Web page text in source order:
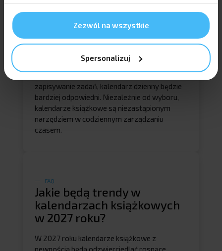
Zezwól na wszystkie
Spersonalizuj
Wybór odpowiedniego typu kalendarza
książkowego powinien być dostosowany do
stylu życia i preferencji. Jeśli często zmieniasz
plany i potrzebujesz elastyczności, kalendarz
tygodniowy może być lepszym rozwiązaniem.
Natomiast jeśli lubisz mieć wszystko pod
zapisywanie zadań, kalendarz dzienny będzie
bardziej odpowiedni. Niezależnie od wyboru,
kalendarze książkowe są niezastąpionym
narzędziem w codziennym zarządzaniu
czasem.
FAQ
Jakie będą trendy w
kalendarzach książkowych
w 2027 roku?
W 2027 roku kalendarze książkowe z
pewnością będą odzwierciedlać rosnące